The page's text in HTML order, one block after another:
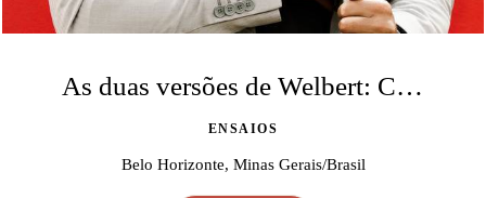
As duas versões de Welbert: Casual e Corporativa
ENSAIOS
Belo Horizonte, Minas Gerais/Brasil